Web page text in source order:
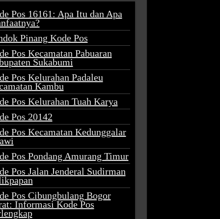
Pos 16161: Apa Itu dan Apa
Pinang Kode Pos
Pos Kecamatan Pabuaran
Sukabumi
Pos Kelurahan Padaleu
Kambu
Pos Kelurahan Tuah Karya
Pos 20142
Pos Kecamatan Kedunggalar
Pos Pondang Amurang Timur
Pos Jalan Jenderal Sudirman
Pos Cibungbulang Bogor
Informasi Kode Pos